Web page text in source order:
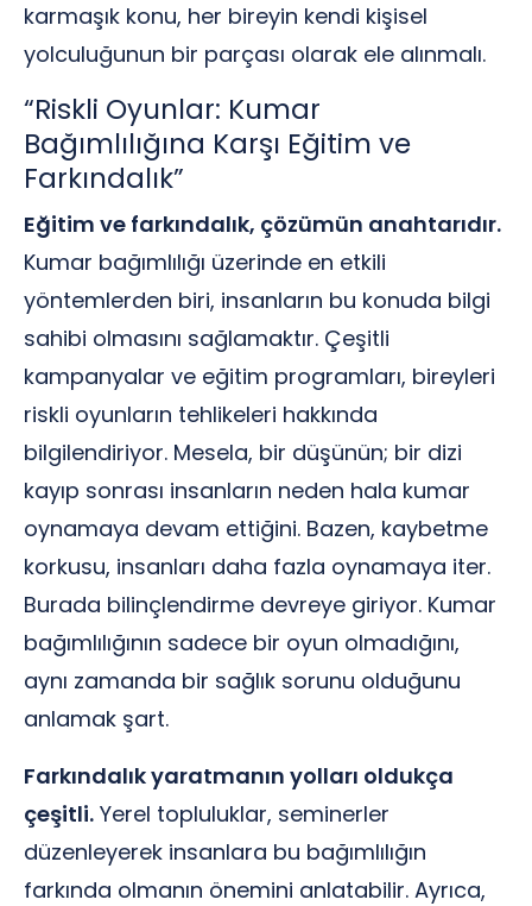
karmaşık konu, her bireyin kendi kişisel
yolculuğunun bir parçası olarak ele alınmalı.
“Riskli Oyunlar: Kumar
Bağımlılığına Karşı Eğitim ve
Farkındalık”
Eğitim ve farkındalık, çözümün anahtarıdır.
Kumar bağımlılığı üzerinde en etkili
yöntemlerden biri, insanların bu konuda bilgi
sahibi olmasını sağlamaktır. Çeşitli
kampanyalar ve eğitim programları, bireyleri
riskli oyunların tehlikeleri hakkında
bilgilendiriyor. Mesela, bir düşünün; bir dizi
kayıp sonrası insanların neden hala kumar
oynamaya devam ettiğini. Bazen, kaybetme
korkusu, insanları daha fazla oynamaya iter.
Burada bilinçlendirme devreye giriyor. Kumar
bağımlılığının sadece bir oyun olmadığını,
aynı zamanda bir sağlık sorunu olduğunu
anlamak şart.
Farkındalık yaratmanın yolları oldukça
çeşitli. Yerel topluluklar, seminerler
düzenleyerek insanlara bu bağımlılığın
farkında olmanın önemini anlatabilir. Ayrıca,